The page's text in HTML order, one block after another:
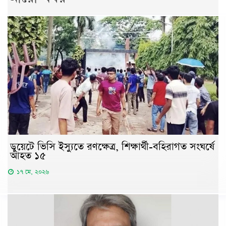
ডুয়েটে ভিসি ইস্যুতে রণক্ষেত্র, শিক্ষার্থী-বহিরাগত সংঘর্ষে
আহত ১৫
১৭ মে, ২০২৬